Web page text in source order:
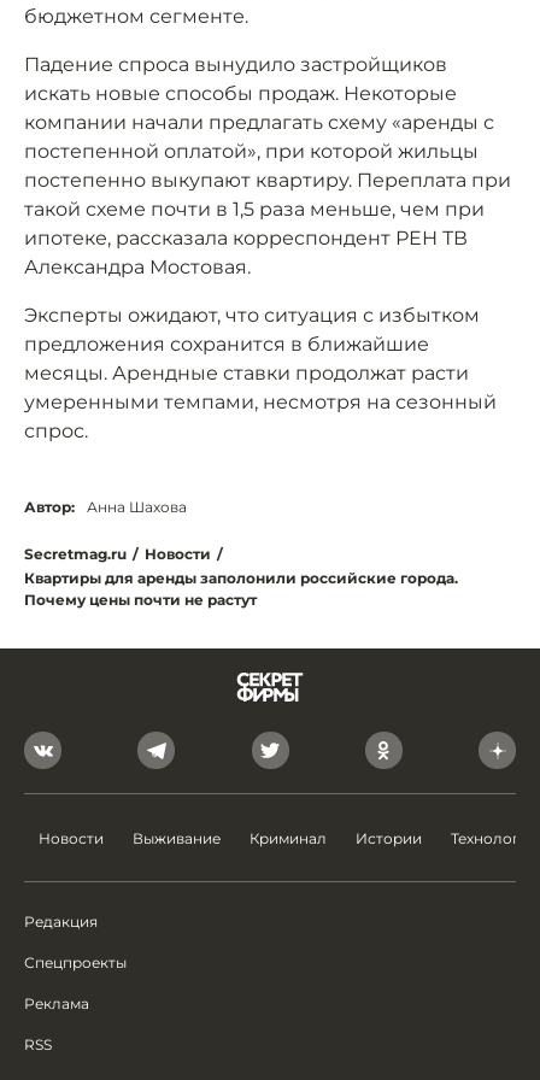
бюджетном сегменте.
Падение спроса вынудило застройщиков
искать новые способы продаж. Некоторые
компании начали предлагать схему «аренды с
постепенной оплатой», при которой жильцы
постепенно выкупают квартиру. Переплата при
такой схеме почти в 1,5 раза меньше, чем при
ипотеке, рассказала корреспондент РЕН ТВ
Александра Мостовая.
Эксперты ожидают, что ситуация с избытком
предложения сохранится в ближайшие
месяцы. Арендные ставки продолжат расти
умеренными темпами, несмотря на сезонный
спрос.
Автор: Анна Шахова
Secretmag.ru / Новости /
Квартиры для аренды заполонили российские города.
Почему цены почти не растут
Новости Выживание Криминал Истории Технологии
Редакция
Спецпроекты
Реклама
RSS